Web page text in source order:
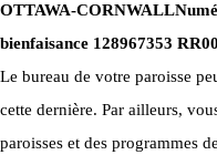
OTTAWA-CORNWALL
bienfaisance 128967353
Le bureau de votre paroisse
cette dernière. Par ailleurs,
paroisses et des programmes